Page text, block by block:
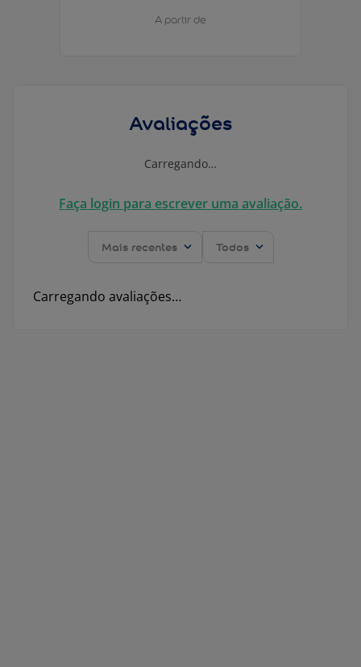
A partir de
Avaliações
Carregando…
Faça login para escrever uma avaliação.
Mais recentes Todos
Carregando avaliações…